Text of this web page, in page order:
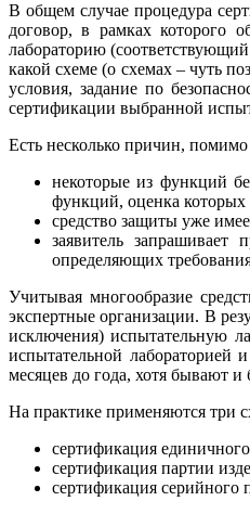
В общем случае процедура
договор, в рамках которого
лабораторию
какой схеме (о схемах – чуть
условия, задание по
сертификации выбранной
Есть несколько причин,
некоторые из функций
функций, оценка
средство защиты уже
заявитель
определяющих
Учитывая многообразие
экспертные организации. В
исключения) испытательную
испытательной лабораторией
месяцев до года, хотя бывают и
На практике применяются три
сертификация
сертификация партии
сертификация серийного